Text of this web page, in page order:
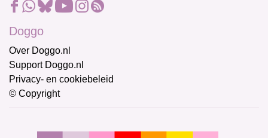
Doggo
Over Doggo.nl
Support Doggo.nl
Privacy- en cookiebeleid
© Copyright